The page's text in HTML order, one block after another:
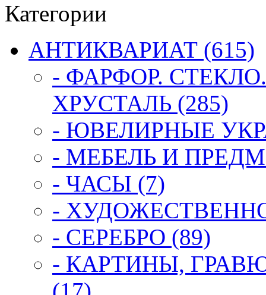
Категории
АНТИКВАРИАТ (615)
- ФАРФОР.
ХРУСТАЛЬ (285)
- ЮВЕЛИРНЫЕ
- МЕБЕЛЬ И
- ЧАСЫ (7)
-
- СЕРЕБРО (89)
- КАРТИНЫ,